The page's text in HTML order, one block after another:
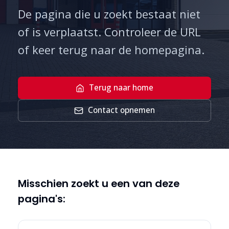
De pagina die u zoekt bestaat niet
of is verplaatst. Controleer de URL
of keer terug naar de homepagina.
Terug naar home
Contact opnemen
Misschien zoekt u een van deze
pagina's: